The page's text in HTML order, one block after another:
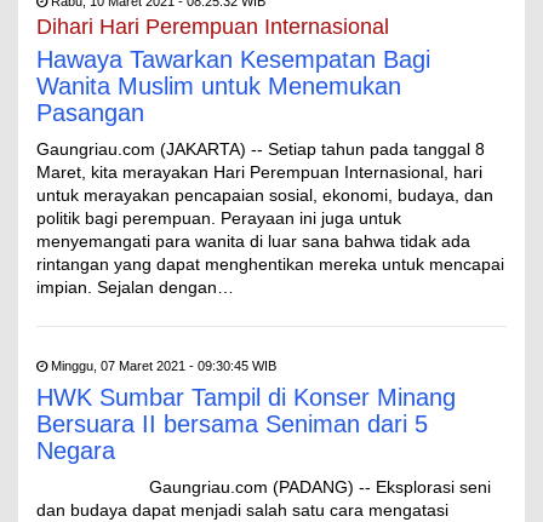
Dihari Hari Perempuan Internasional
Hawaya Tawarkan Kesempatan Bagi
Wanita Muslim untuk Menemukan
Pasangan
Gaungriau.com (JAKARTA) -- Setiap tahun pada tanggal 8
Maret, kita merayakan Hari Perempuan Internasional, hari
untuk merayakan pencapaian sosial, ekonomi, budaya, dan
politik bagi perempuan. Perayaan ini juga untuk
menyemangati para wanita di luar sana bahwa tidak ada
rintangan yang dapat menghentikan mereka untuk mencapai
impian. Sejalan dengan…
Minggu, 07 Maret 2021 - 09:30:45 WIB
HWK Sumbar Tampil di Konser Minang
Bersuara II bersama Seniman dari 5
Negara
Gaungriau.com (PADANG) -- Eksplorasi seni
dan budaya dapat menjadi salah satu cara mengatasi